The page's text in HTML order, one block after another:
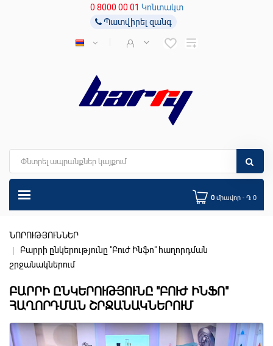
0 8000 00 01 Կոնտակտ
Պատվիրել զանգ
0 միավոր - ֏ 0
ՆՈՐՈՒԹՅՈՒՆՆԵՐ
Բարրի ընկերությունը "Բուժ Ինֆո" հաղորդման
շրջանակներում
ԲԱՐՐԻ ԸՆԿԵՐՈՒԹՅՈՒՆԸ "ԲՈՒԺ ԻՆՖՈ"
ՀԱՂՈՐԴՄԱՆ ՇՐՋԱՆԱԿՆԵՐՈՒՄ